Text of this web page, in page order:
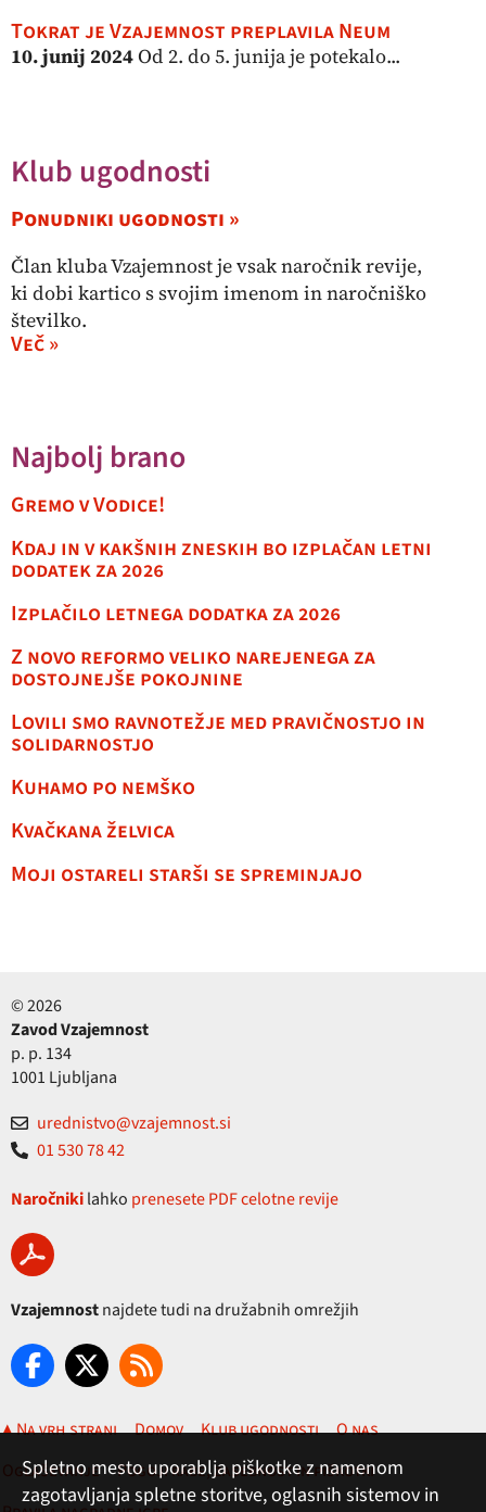
Tokrat je Vzajemnost preplavila Neum
10. junij 2024Od 2. do 5. junija je potekalo...
Klub ugodnosti
Ponudniki ugodnosti »
Član kluba Vzajemnost je vsak naročnik revije,
ki dobi kartico s svojim imenom in naročniško
številko.
Več »
Najbolj brano
Gremo v Vodice!
Kdaj in v kakšnih zneskih bo izplačan letni
dodatek za 2026
Izplačilo letnega dodatka za 2026
Z novo reformo veliko narejenega za
dostojnejše pokojnine
Lovili smo ravnotežje med pravičnostjo in
solidarnostjo
Kuhamo po nemško
Kvačkana želvica
Moji ostareli starši se spreminjajo
© 2026
Zavod Vzajemnost
p. p. 134
1001 Ljubljana
urednistvo@vzajemnost.si
01 530 78 42
Naročnikilahko prenesete PDF celotne revije
Vzajemnostnajdete tudi na družabnih omrežjih
▲ Na vrh strani Domov Klub ugodnosti
O nas
Oglaševanje
Pogoji rabe, zasebnost in piškotki
Spletno mesto uporablja piškotke z namenom
zagotavljanja spletne storitve, oglasnih sistemov in